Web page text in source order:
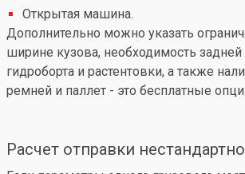
Открытая машина.
Дополнительно можно указать
ширине кузова, необходимость задней
гидроборта и растентовки, а также
ремней и паллет - это бесплатные
Расчет отправки